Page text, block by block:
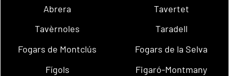
Abrera
Tavertet
Tavèrnoles
Taradell
Fogars de Montclús
Fogars de la Selva
Fígols
Figaró-Montmany